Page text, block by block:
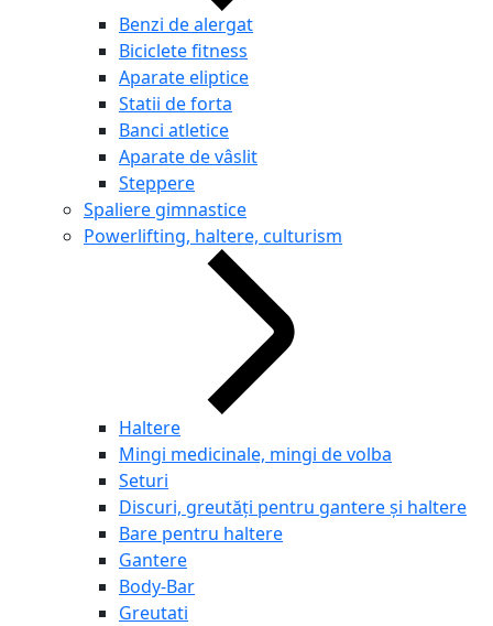
Benzi de alergat
Biciclete fitness
Aparate eliptice
Statii de forta
Banci atletice
Aparate de vâslit
Steppere
Spaliere gimnastice
Powerlifting, haltere, culturism
Haltere
Mingi medicinale, mingi de volba
Seturi
Discuri, greutăți pentru gantere și haltere
Bare pentru haltere
Gantere
Body-Bar
Greutati